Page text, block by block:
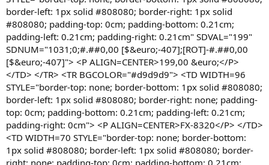
border-left: 1px solid #808080; border-right: 1px solid
#808080; padding-top: 0cm; padding-bottom: 0.21cm;
padding-left: 0.21cm; padding-right: 0.21cm" SDVAL="199"
SDNUM="1031;0;#.##0,00 [$&euro;-407];[ROT]-#.##0,00
[$&euro;-407]"> <P ALIGN=CENTER>199,00 &euro;</P>
</TD> </TR> <TR BGCOLOR="#d9d9d9"> <TD WIDTH=96
STYLE="border-top: none; border-bottom: 1px solid #808080;
border-left: 1px solid #808080; border-right: none; padding-
top: 0cm; padding-bottom: 0.21cm; padding-left: 0.21cm;
padding-right: 0cm"> <P ALIGN=CENTER>FX-8320</P> </TD>
<TD WIDTH=70 STYLE="border-top: none; border-bottom:
1px solid #808080; border-left: 1px solid #808080; border-
right: none; padding-top: 0cm; padding-bottom: 0.21cm;